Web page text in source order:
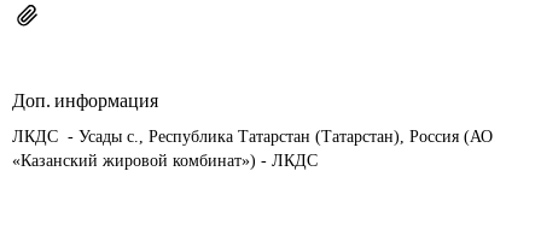
Доп. информация
ЛКДС  - Усады с., Республика Татарстан (Татарстан), Россия (АО
«Казанский жировой комбинат») - ЛКДС